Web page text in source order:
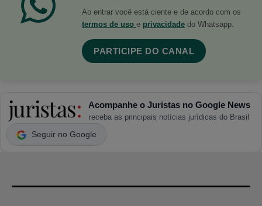
Ao entrar você está ciente e de acordo com os
termos de uso e privacidade do Whatsapp.
PARTICIPE DO CANAL
Acompanhe o Juristas no Google News
receba as principais notícias jurídicas do Brasil
Seguir no Google